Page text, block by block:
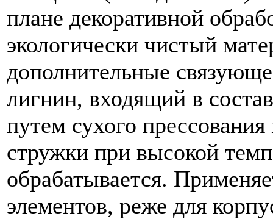
плане декоративной
экологически чистый
дополнительные
лигнин, входящий в
путем сухого
стружки при высокой
обрабатывается.
элементов, реже для